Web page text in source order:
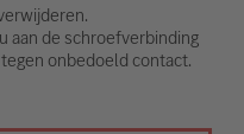
aan de schroefverbinding
onbedoeld contact.